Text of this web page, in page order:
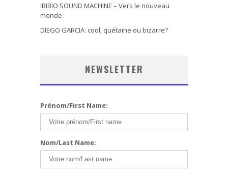
IBIBIO SOUND MACHINE – Vers le nouveau
monde
DIEGO GARCIA: cool, quétaine ou bizarre?
NEWSLETTER
Prénom/First Name:
Nom/Last Name: